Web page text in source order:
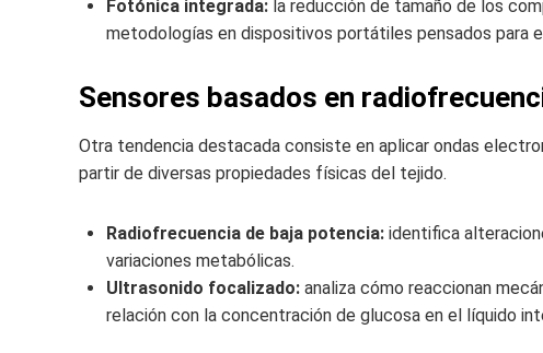
Fotónica integrada: la reducción de tamaño de los
metodologías en dispositivos portátiles pensados para
Sensores basados en
Otra tendencia destacada consiste en aplicar ondas
partir de diversas propiedades físicas del tejido.
Radiofrecuencia de baja potencia: identifica
variaciones metabólicas.
Ultrasonido focalizado: analiza cómo reaccionan
relación con la concentración de glucosa en el líquido